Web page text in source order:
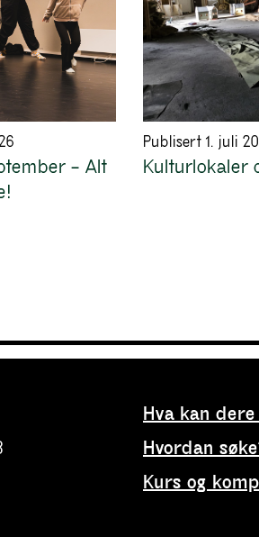
– Alt
Publisert 1. juli
Kulturlokaler
Hva kan
Hvordan
Kurs og